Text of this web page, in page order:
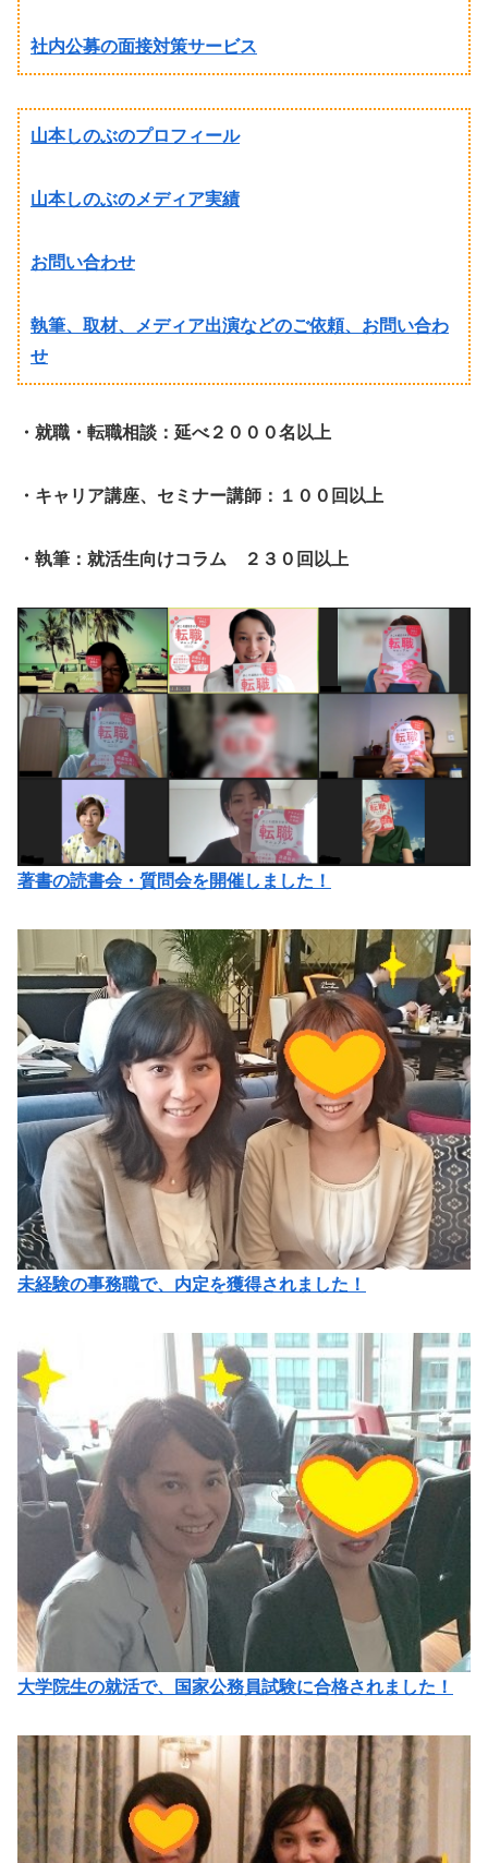
社内公募の面接対策サービス
山本しのぶのプロフィール
山本しのぶのメディア実績
お問い合わせ
執筆、取材、メディア出演などのご依頼、お問い合わ
せ
・就職・転職相談：延べ２０００名以上
・キャリア講座、セミナー講師：１００回以上
・執筆：就活生向けコラム ２３０回以上
著書の読書会・質問会を開催しました！
未経験の事務職で、内定を獲得されました！
大学院生の就活で、国家公務員試験に合格されました！